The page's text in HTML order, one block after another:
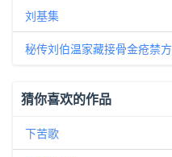
刘基集
秘传刘伯温家藏接骨金疮禁方
猜你喜欢的作品
下苦歌